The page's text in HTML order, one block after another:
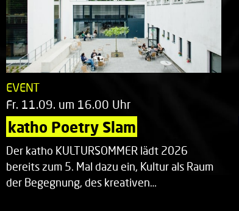
EVENT
Fr. 11.09. um 16.00 Uhr
katho Poetry Slam
Der katho KULTURSOMMER lädt 2026
bereits zum 5. Mal dazu ein, Kultur als Raum
der Begegnung, des kreativen…